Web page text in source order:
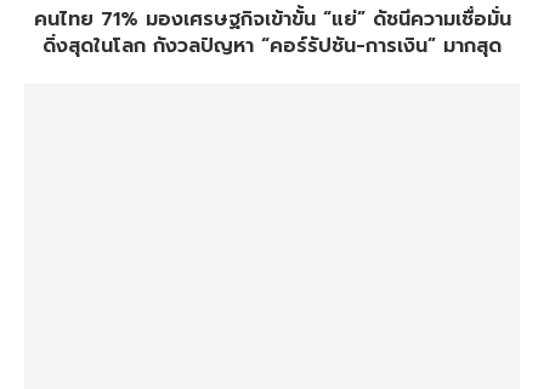
คนไทย 71% มองเศรษฐกิจเข้าขั้น “แย่” ดัชนีความเชื่อมั่น
ดิ่งสุดในโลก กังวลปัญหา “คอร์รัปชัน-การเงิน” มากสุด